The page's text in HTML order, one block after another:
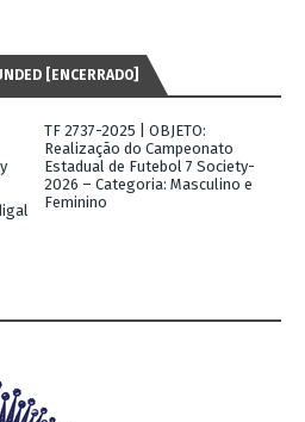
[ENCERRADO]
TF 2737-2025 | OBJETO:
Realização do Campeonato
Estadual de Futebol 7 Society-
2026 – Categoria: Masculino e
Feminino